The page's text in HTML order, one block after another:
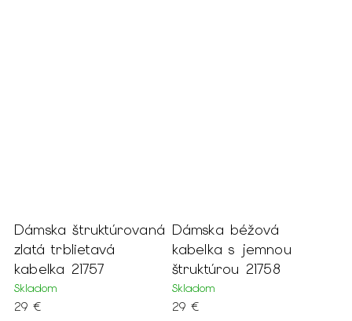
Dámska štruktúrovaná
zlatá trblietavá
kabelka 21757
Skladom
29 €
Dámska béžová
kabelka s jemnou
štruktúrou 21758
Skladom
29 €